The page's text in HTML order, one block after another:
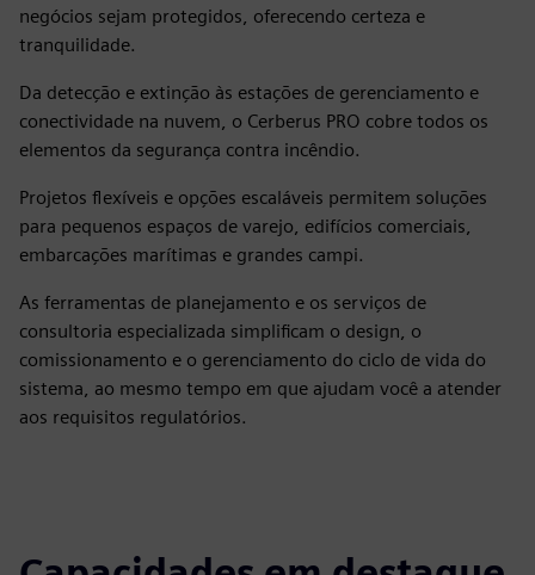
negócios sejam protegidos, oferecendo certeza e
tranquilidade.
Da detecção e extinção às estações de gerenciamento e
conectividade na nuvem, o Cerberus PRO cobre todos os
elementos da segurança contra incêndio.
Projetos flexíveis e opções escaláveis permitem soluções
para pequenos espaços de varejo, edifícios comerciais,
embarcações marítimas e grandes campi.
As ferramentas de planejamento e os serviços de
consultoria especializada simplificam o design, o
comissionamento e o gerenciamento do ciclo de vida do
sistema, ao mesmo tempo em que ajudam você a atender
aos requisitos regulatórios.